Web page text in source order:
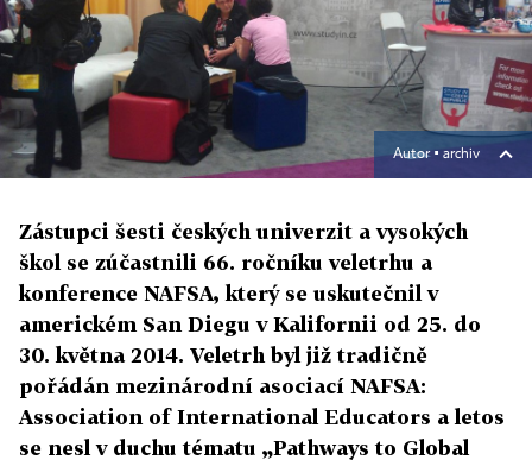
Autor ▪ archiv
Zástupci šesti českých univerzit a vysokých
škol se zúčastnili 66. ročníku veletrhu a
konference NAFSA, který se uskutečnil v
americkém San Diegu v Kalifornii od 25. do
30. května 2014. Veletrh byl již tradičně
pořádán mezinárodní asociací NAFSA:
Association of International Educators a letos
se nesl v duchu tématu „Pathways to Global